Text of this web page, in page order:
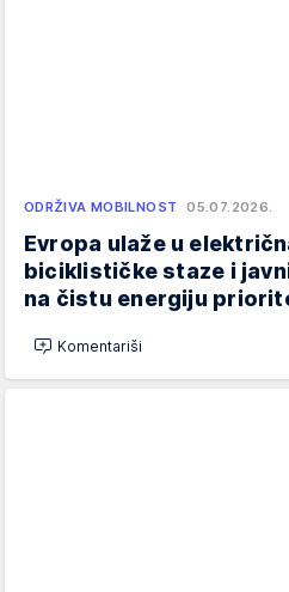
ODRŽIVA MOBILNOST 05.07.2026.
Evropa ulaže u
biciklističke staze i
na čistu energiju
Komentariši